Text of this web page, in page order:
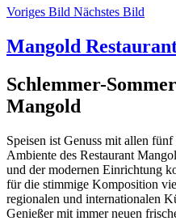
Voriges Bild Nächstes Bild
Mangold
Schlemmer-
Mangold
Speisen ist Genuss mit allen
Ambiente des Restaurant
und der modernen Einrichtung
für die stimmige Komposition
regionalen und internationalen
Genießer mit immer neuen